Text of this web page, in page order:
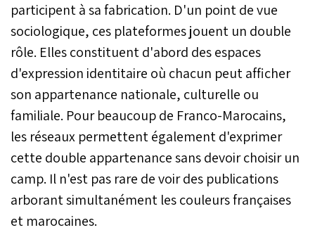
participent à sa fabrication. D'un point de vue
sociologique, ces plateformes jouent un double
rôle. Elles constituent d'abord des espaces
d'expression identitaire où chacun peut afficher
son appartenance nationale, culturelle ou
familiale. Pour beaucoup de Franco-Marocains,
les réseaux permettent également d'exprimer
cette double appartenance sans devoir choisir un
camp. Il n'est pas rare de voir des publications
arborant simultanément les couleurs françaises
et marocaines.